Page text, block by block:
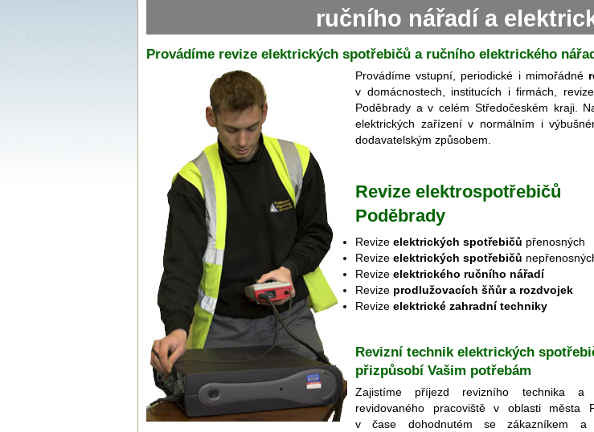
ručního nářadí a
Provádíme revize elektrických spotřebičů a ručního elektrického
Provádíme vstupní, periodické i mimořádné
v domácnostech, institucích i firmách,
Poděbrady a v celém Středočeském kraji.
elektrických zařízení v normálním i
dodavatelským způsobem.
Revize elektrospotřebičů
Poděbrady
Revize elektrických spotřebičů přenosných
Revize elektrických spotřebičů
Revize elektrického ručního nářadí
Revize prodlužovacích šňůr a rozdvojek
Revize elektrické zahradní techniky
Revizní technik elektrických
přizpůsobí Vašim potřebám
Zajistíme příjezd revizního technika a
revidovaného pracoviště v oblasti města
v čase dohodnutém se zákazníkem a